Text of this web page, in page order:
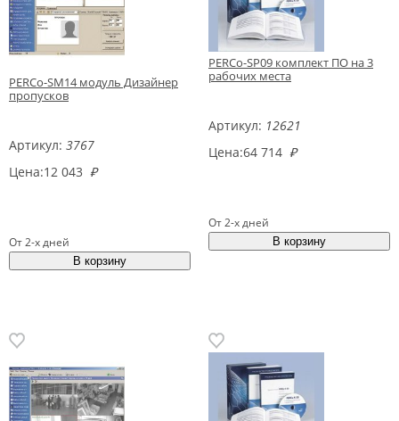
PERCo-SM14 модуль Дизайнер
пропусков
Артикул: 3767
Цена:12 043 ₽
От 2-х дней
PERCo-SP09 комплект ПО на 3
рабочих места
Артикул: 12621
Цена:64 714 ₽
От 2-х дней